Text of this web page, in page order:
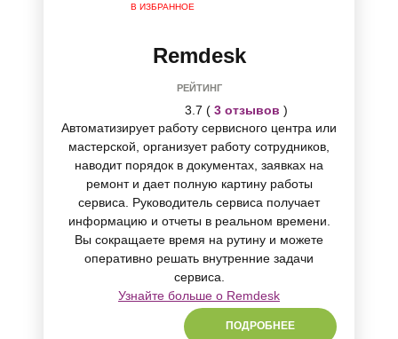
В ИЗБРАННОЕ
Remdesk
РЕЙТИНГ
3.7 ( 3 отзывов )
Автоматизирует работу сервисного центра или
мастерской, организует работу сотрудников,
наводит порядок в документах, заявках на
ремонт и дает полную картину работы
сервиса. Руководитель сервиса получает
информацию и отчеты в реальном времени.
Вы сокращаете время на рутину и можете
оперативно решать внутренние задачи
сервиса.
Узнайте больше о Remdesk
ПОДРОБНЕЕ